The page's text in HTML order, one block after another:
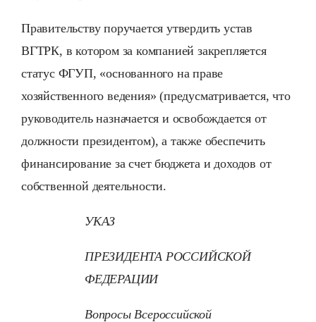
Правительству поручается утвердить устав
ВГТРК, в котором за компанией закрепляется
статус ФГУП, «основанного на праве
хозяйственного ведения» (предусматривается, что
руководитель назначается и освобождается от
должности президентом), а также обеспечить
финансирование за счет бюджета и доходов от
собственной деятельности.
УКАЗ
ПРЕЗИДЕНТА РОССИЙСКОЙ
ФЕДЕРАЦИИ
Вопросы Всероссийской